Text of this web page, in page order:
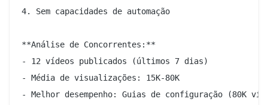
4. Sem capacidades de automação
**Análise de Concorrentes:**
- 12 vídeos publicados (últimos 7 dias)
- Média de visualizações: 15K-80K
- Melhor desempenho: Guias de configuração (80K